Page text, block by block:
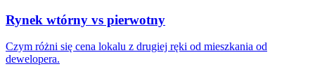
Rynek wtórny vs pierwotny
Czym różni się cena lokalu z drugiej ręki od mieszkania od
dewelopera.